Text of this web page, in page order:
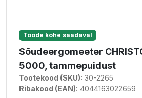
Toode kohe saadaval
Sõudeergomeeter
5000, tammepuidust
Tootekood (SKU): 30-2265
Ribakood (EAN): 4044163022659